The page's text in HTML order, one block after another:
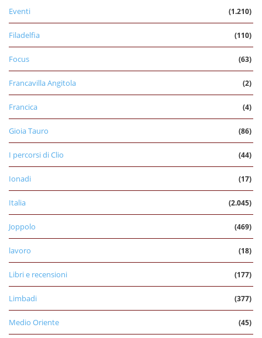
Eventi (1.210)
Filadelfia (110)
Focus (63)
Francavilla Angitola (2)
Francica (4)
Gioia Tauro (86)
I percorsi di Clio (44)
Ionadi (17)
Italia (2.045)
Joppolo (469)
lavoro (18)
Libri e recensioni (177)
Limbadi (377)
Medio Oriente (45)